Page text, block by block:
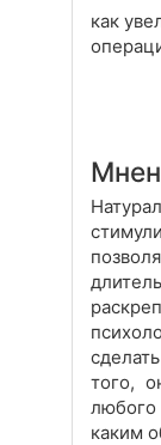
как
того,
каким